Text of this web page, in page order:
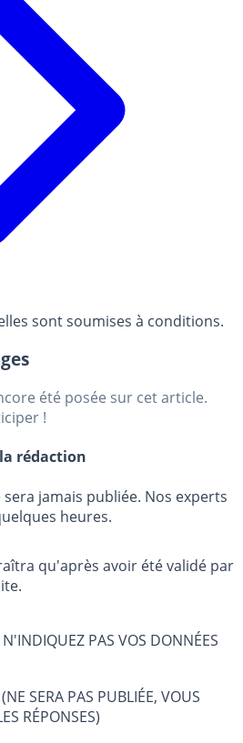
sont soumises à conditions.
été posée sur cet article.
!
rédaction
jamais publiée. Nos experts
heures.
qu'après avoir été validé par
PAS VOS DONNÉES
SERA PAS PUBLIÉE, VOUS
RÉPONSES)